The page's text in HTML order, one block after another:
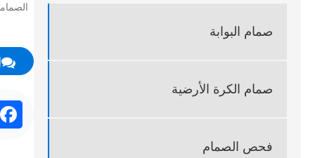
صمام البوابة
صمام الكرة الأرضية
فحص الصمام